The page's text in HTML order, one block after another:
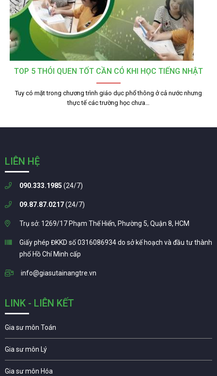
TOP 5 THÓI QUEN TỐT CẦN CÓ KHI HỌC TIẾNG NHẬT
Tuy có mặt trong chương trình giáo dục phổ thông ở cả nước nhưng
thực tế các trường học chưa…
LIÊN HỆ
090.333.1985 (24/7)
09.87.87.0217(24/7)
Trụ sở: 1269/17 Phạm Thế Hiển, Phường 5, Quận 8, HCM
Giấy phép ĐKKD số 0316086934 do sở kế hoạch và đầu tư thành
phố Hồ Chí Minh cấp
info@giasutainangtre.vn
LINK - LIÊN KẾT
Gia sư môn Toán
Gia sư môn Lý
Gia sư môn Hóa